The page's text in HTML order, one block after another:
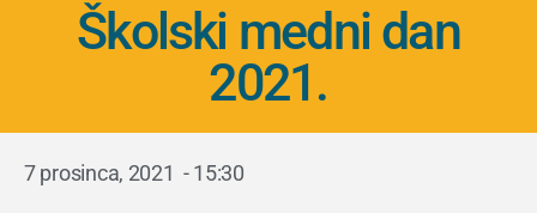
Školski medni dan
2021.
7 prosinca, 2021 -15:30